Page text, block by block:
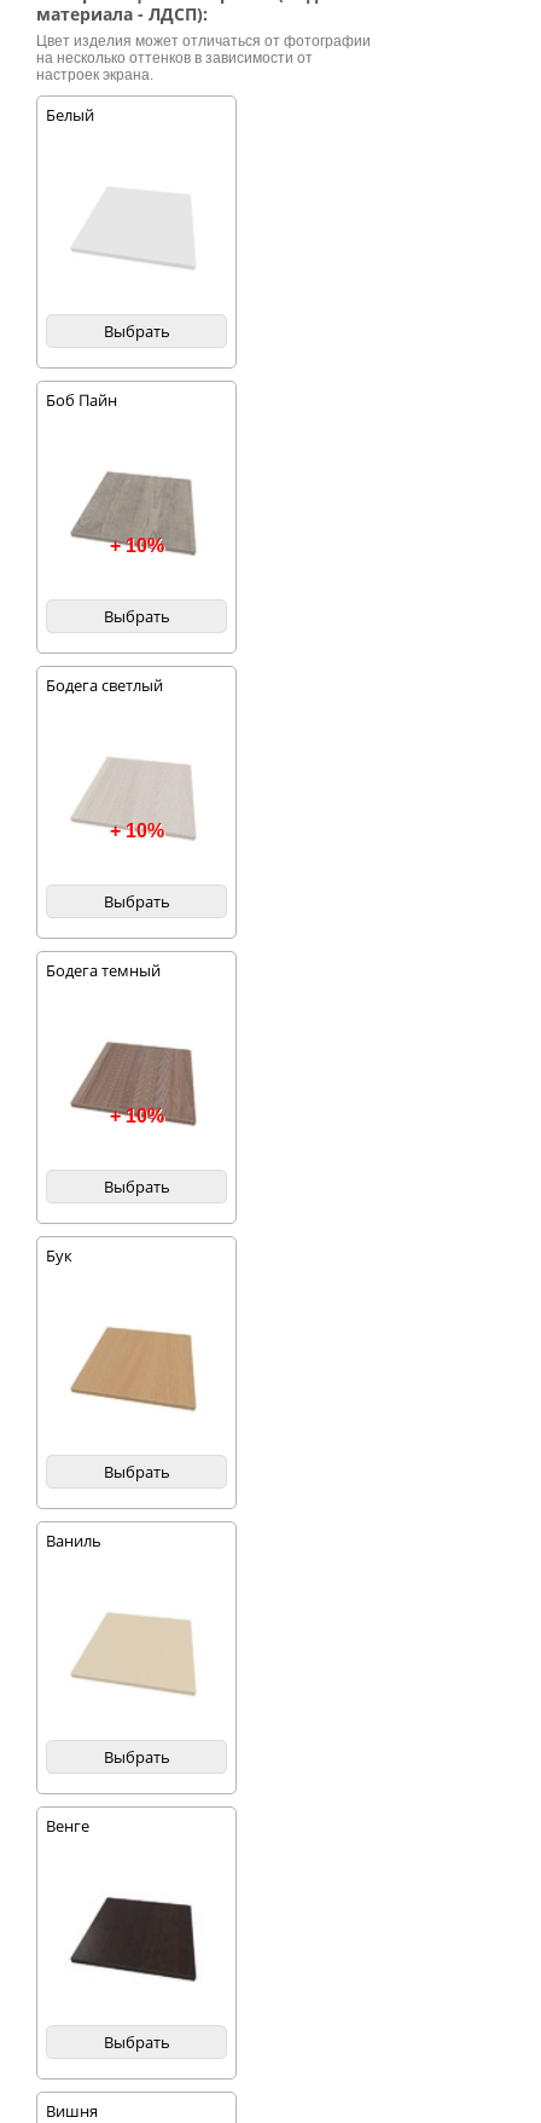
разместить все
необходимые вещи,
благодаря обилию
полочек и
выдвижных ящиков.
За таким столом
порисовать
карандашами.
Компьютерный стол
Милан это
офиса.
материала - ЛДСП):
Цвет изделия может отличаться от фотографии
на несколько оттенков в зависимости от
настроек экрана.
Белый
Выбрать
Боб Пайн
+ 10%
Выбрать
Бодега светлый
+ 10%
Выбрать
Бодега темный
+ 10%
Выбрать
Бук
Выбрать
Ваниль
Выбрать
Венге
Выбрать
Вишня